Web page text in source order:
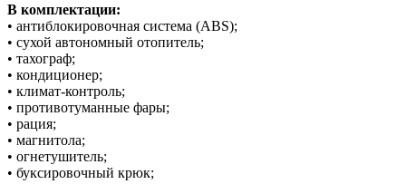
В комплектации:
• антиблокировочная система (ABS);
• сухой автономный отопитель;
• тахограф;
• кондиционер;
• климат-контроль;
• противотуманные фары;
• рация;
• магнитола;
• огнетушитель;
• буксировочный крюк;